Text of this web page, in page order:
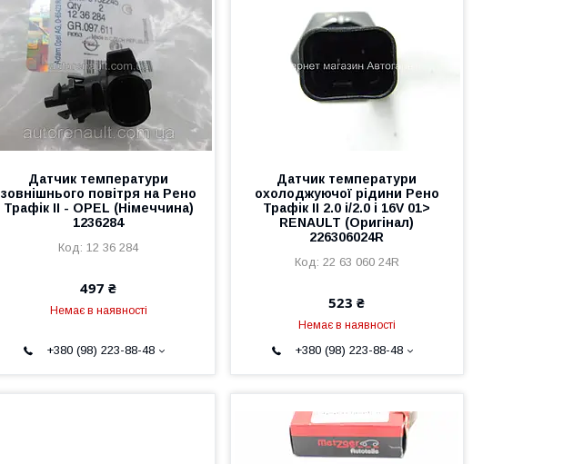
Датчик температури
зовнішнього повітря на Рено
Трафік II - OPEL (Німеччина)
1236284
12 36 284
497 ₴
Немає в наявності
+380 (98) 223-88-48
Датчик температури
охолоджуючої рідини Рено
Трафік II 2.0 i/2.0 i 16V 01>
RENAULT (Оригінал)
226306024R
22 63 060 24R
523 ₴
Немає в наявності
+380 (98) 223-88-48